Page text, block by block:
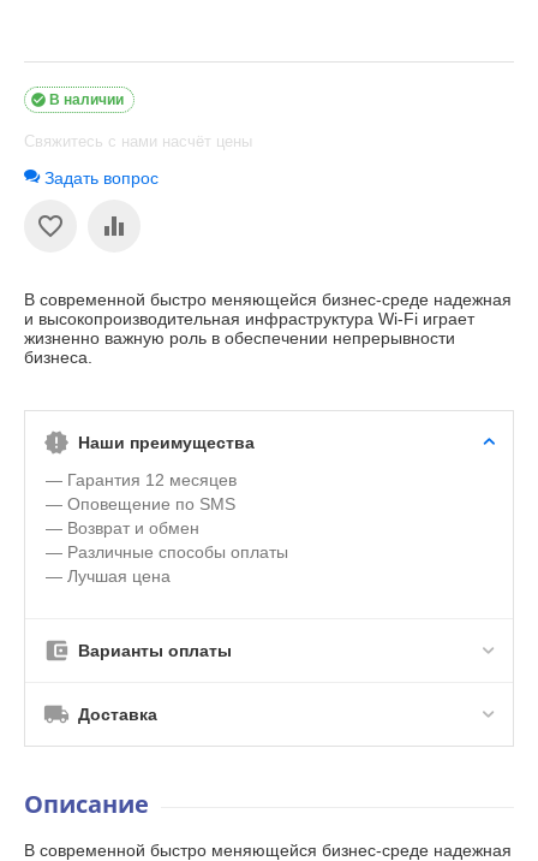
В наличии

Свяжитесь с нами насчёт цены
Задать вопрос
В современной быстро меняющейся бизнес-среде надежная
и высокопроизводительная инфраструктура Wi-Fi играет
жизненно важную роль в обеспечении непрерывности
бизнеса.
Наши преимущества
— Гарантия 12 месяцев
— Оповещение по SMS
— Возврат и обмен
— Различные способы оплаты
— Лучшая цена
Варианты оплаты
Доставка
Описание
В современной быстро меняющейся бизнес-среде надежная